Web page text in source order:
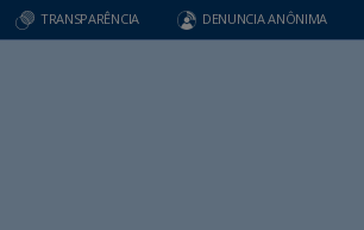
TRANSPARÊNCIA DENUNCIA ANÔNIMA